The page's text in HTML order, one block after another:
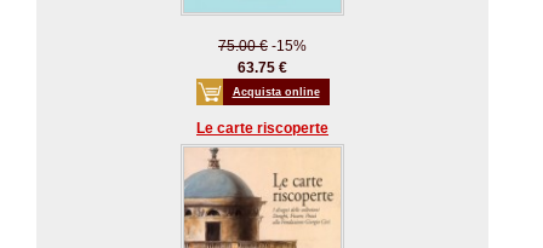
75.00 € -15%
63.75 €
Acquista online
Le carte riscoperte